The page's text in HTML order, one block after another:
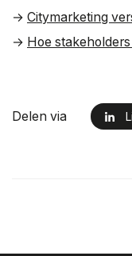
→ Citymarketing
→ Hoe
Delen via